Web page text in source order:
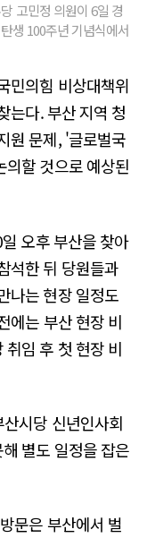
고민정 의원이 6일 경
생 100주년 기념식에서
민의힘 비상대책위
는다. 부산 지역 청
원 문제, '글로벌국
의할 것으로 예상된
오후 부산을 찾아
석한 뒤 당원들과
나는 현장 일정도
에는 부산 현장 비
취임 후 첫 현장 비
시당 신년인사회
별도 일정을 잡은
문은 부산에서 벌